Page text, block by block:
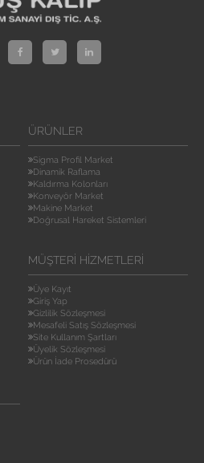
ÜRÜNLER
Sigma Profil Market
Dinamik Raflama
Kaldırma Kolonları
Konveyör Market
Makine Market
Doğrusal Hareket Sistemleri
MÜŞTERI HIZMETLERI
Üye Kayıt
Giriş Yap
Gizlilik Sözleşmesi
Mesafeli Satış Sözleşmesi
Site Kullanım Şartları
Üyelik Sözleşmesi
Ürün İade Prosedürü